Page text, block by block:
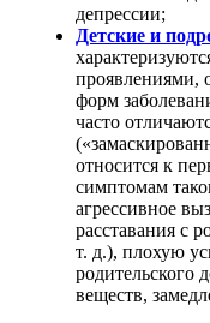
депрессии;
Детские и
проявлениями,
форм
часто
относится к
симптомам
агрессивное
расставания с
т. д.), плохую
родительского
веществ,